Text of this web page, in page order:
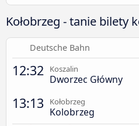
Kołobrzeg - tanie bilety
Deutsche Bahn
12:32 Koszalin
Dworzec Główny
13:13 Kołobrzeg
Kolobrzeg